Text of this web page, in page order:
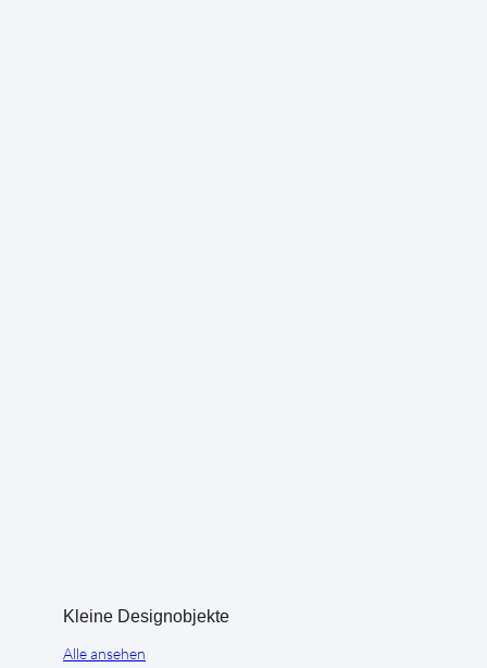
Kleine Designobjekte
Alle ansehen